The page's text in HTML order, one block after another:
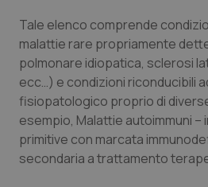
Quotidiano Pediatria
Rene & patologie
Salute orale & impianti
Tale elenco comprende
malattie rare propriamente
polmonare idiopatica, sclerosi
ecc…) e condizioni riconducibili
fisiopatologico proprio di
esempio, Malattie autoimmuni –
primitive con marcata
secondaria a trattamento